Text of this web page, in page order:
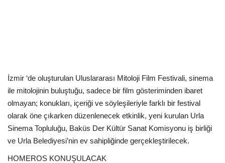
İzmir ‘de oluşturulan Uluslararası Mitoloji Film Festivali, sinema
ile mitolojinin buluştuğu, sadece bir film gösteriminden ibaret
olmayan; konukları, içeriği ve söyleşileriyle farklı bir festival
olarak öne çıkarken düzenlenecek etkinlik, yeni kurulan Urla
Sinema Topluluğu, Baküs Der Kültür Sanat Komisyonu iş birliği
ve Urla Belediyesi’nin ev sahipliğinde gerçekleştirilecek.
HOMEROS KONUŞULACAK